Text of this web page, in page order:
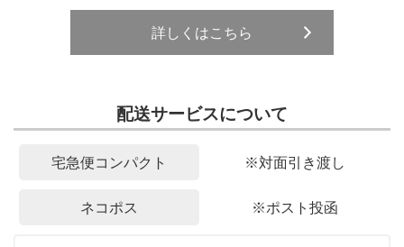
詳しくはこちら
配送サービスについて
宅急便コンパクト ※対面引き渡し
ネコポス ※ポスト投函